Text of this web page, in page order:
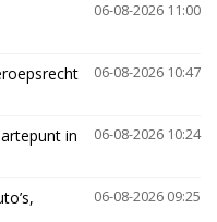
06-08-2026 11:00
06-08-2026 10:47
06-08-2026 10:24
in
06-08-2026 09:25